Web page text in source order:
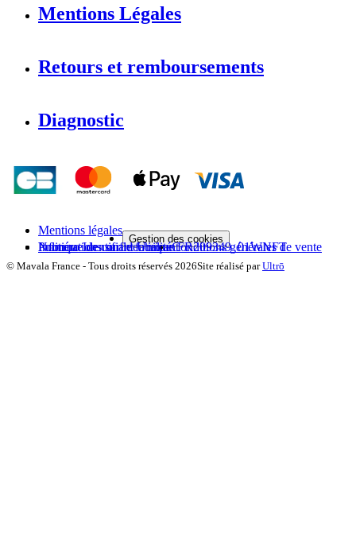
Mentions Légales
Retours et remboursements
Diagnostic
Mentions légales
Gestion des cookies
Politique de confidentialitéConditions générales de vente
Informations sur le fabricant
Numéro Identifiant Unique FR209349_01WNFT
© Mavala France - Tous droits réservés 2026Site réalisé par Ultrō